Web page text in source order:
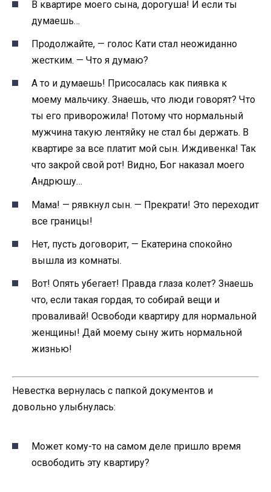
В квартире моего сына, дорогуша! И если ты
думаешь…
Продолжайте, — голос Кати стал неожиданно
жестким. — Что я думаю?
А то и думаешь! Присосалась как пиявка к
моему мальчику. Знаешь, что люди говорят? Что
ты его приворожила! Потому что нормальный
мужчина такую лентяйку не стал бы держать. В
квартире за все платит мой сын. Иждивенка! Так
что закрой свой рот! Видно, Бог наказал моего
Андрюшу…
Мама! — рявкнул сын. — Прекрати! Это переходит
все границы!
Нет, пусть договорит, — Екатерина спокойно
вышла из комнаты.
Вот! Опять убегает! Правда глаза колет? Знаешь
что, если такая гордая, то собирай вещи и
проваливай! Освободи квартиру для нормальной
женщины! Дай моему сыну жить нормальной
жизнью!
Невестка вернулась с папкой документов и
довольно улыбнулась:
Может кому-то на самом деле пришло время
освободить эту квартиру?